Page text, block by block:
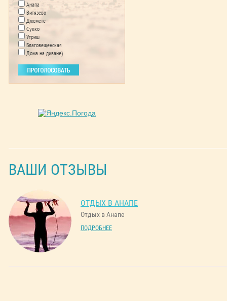
Анапа
Витязево
Джемете
Сукко
Утриш
Благовещенская
Дома на диване)
ВАШИ ОТЗЫВЫ
ОТДЫХ В АНАПЕ
Отдых в Анапе
ПОДРОБНЕЕ